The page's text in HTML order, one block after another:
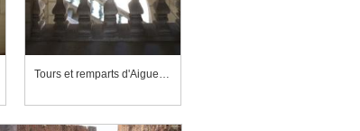
Tours et remparts d'Aigues-Mortes, escalier de l'hôtel du Gouverneur